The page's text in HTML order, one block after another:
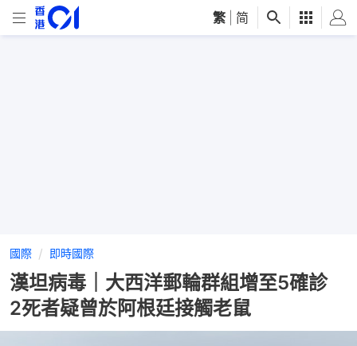
繁 简
國際 即時國際
漢坦病毒｜大西洋郵輪群組增至5確診
2死者疑曾於阿根廷接觸老鼠